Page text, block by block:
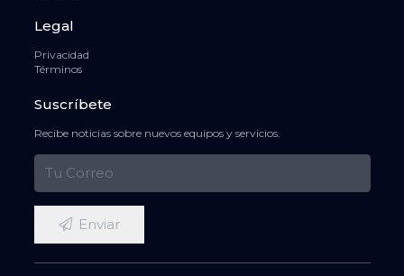
Legal
Privacidad
Términos
Suscríbete
Recibe noticias sobre nuevos equipos y servicios.
Enviar